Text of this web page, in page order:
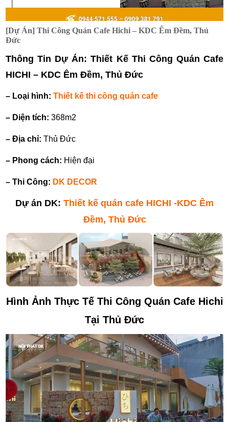
[Dự Án] Thi Công Quán Cafe Hichi – KDC Êm Đềm, Thủ
Đức
Thông Tin Dự Án: Thiết Kế Thi Công Quán Cafe
HICHI – KDC Êm Đềm, Thủ Đức
– Loại hình: Thiết kế thi công quán cafe
– Diện tích: 368m2
– Địa chỉ: Thủ Đức
– Phong cách: Hiện đại
– Thi Công: DK DECOR
Dự án DK: Thiết kế quán cafe HICHI -KDC Êm
Đềm, Thủ Đức
Hình Ảnh Thực Tế Thi Công Quán Cafe Hichi
Tại Thủ Đức